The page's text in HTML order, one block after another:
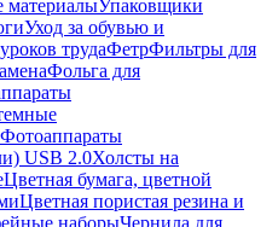
материалыУпаковщики
Уход за обувью и
трудаФетрФильтры для
Фольга для
Фотоаппараты
USB 2.0Холсты на
Цветная бумага, цветной
Цветная пористая резина и
наборыЧернила для